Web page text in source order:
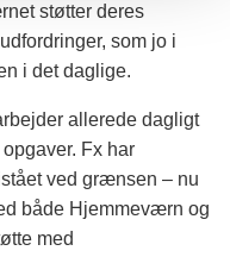
støtter deres
som jo i
i det daglige.
allerede dagligt
Fx har
ved grænsen – nu
både Hjemmeværn og
med